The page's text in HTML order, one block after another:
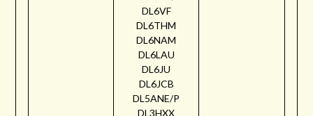
DL6VF
DL6THM
DL6NAM
DL6LAU
DL6JU
DL6JCB
DL5ANE/P
DL3HXX